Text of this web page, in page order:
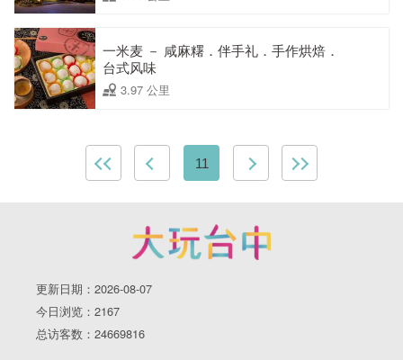
一米麦 － 咸麻糬．伴手礼．手作烘焙．
台式风味
3.97 公里
11
更新日期：2026-08-07
今日浏览：2167
总访客数：24669816